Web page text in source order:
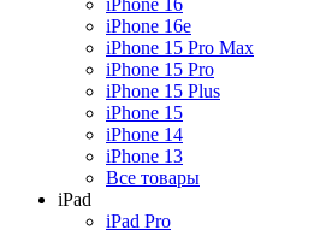
iPhone 16
iPhone 16e
iPhone 15 Pro Max
iPhone 15 Pro
iPhone 15 Plus
iPhone 15
iPhone 14
iPhone 13
Все товары
iPad
iPad Pro